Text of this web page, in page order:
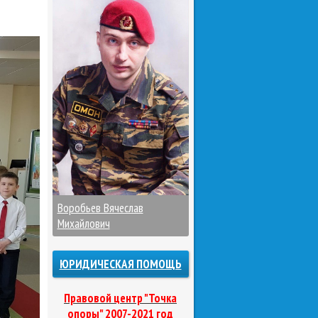
Воробьев Вячеслав
Михайлович
ЮРИДИЧЕСКАЯ ПОМОЩЬ
Правовой центр "Точка
опоры" 2007-2021 год